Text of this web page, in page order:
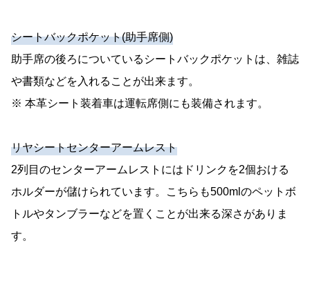
シートバックポケット(助手席側)
助手席の後ろについているシートバックポケットは、雑誌
や書類などを入れることが出来ます。
※ 本革シート装着車は運転席側にも装備されます。
リヤシートセンターアームレスト
2列目のセンターアームレストにはドリンクを2個おける
ホルダーが儲けられています。こちらも500mlのペットボ
トルやタンブラーなどを置くことが出来る深さがありま
す。